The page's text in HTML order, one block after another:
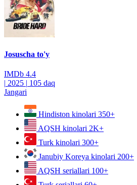
Josuscha to'y
IMDb 4.4
| 2025 | 105 daq
Jangari
Hindiston kinolari 350+
AQSH kinolari 2K+
Turk kinolari 300+
Janubiy Koreya kinolari 200+
AQSH seriallari 100+